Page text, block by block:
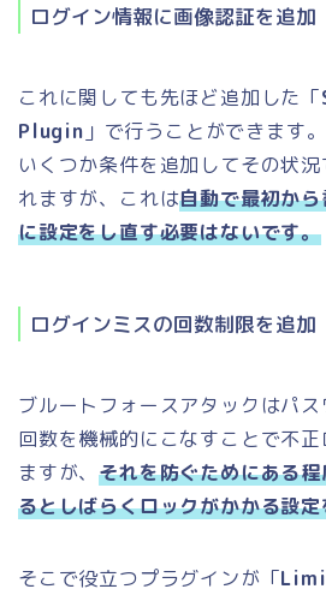
ログイン情報に画像認証を追加
これに関しても先ほど追加した「
Plugin 」で行うことができます
いくつか条件を追加してその状
れますが、これは自動で最初か
に設定をし直す必要はないです。
ログインミスの回数制限を追加
ブルートフォースアタックはパ
回数を機械的にこなすことで不
ますが、それを防ぐためにある
るとしばらくロックがかかる設
そこで役立つプラグインが「